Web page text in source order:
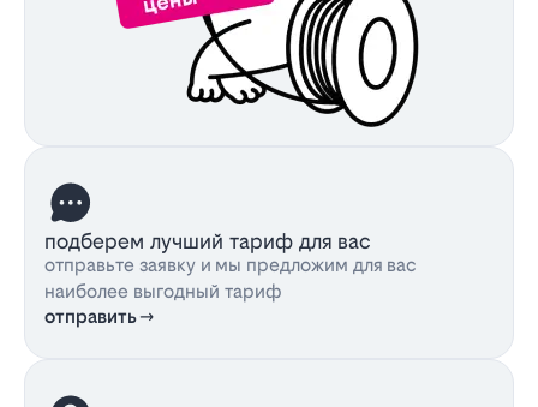
подберем лучший тариф для вас
отправьте заявку и мы предложим для вас
наиболее выгодный тариф
отправить